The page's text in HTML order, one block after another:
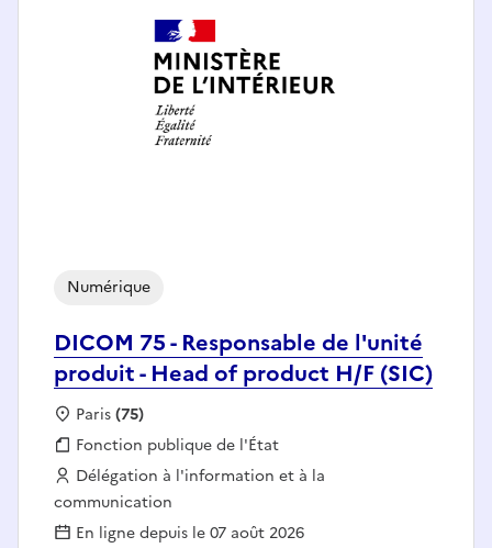
DICOM 75 - Responsable de l'unité
produit - Head of product H/F (SIC)
Numérique
Localisation :
Paris(75)
Fonction publique :
Fonction publique de l'État
Employeur :
Délégation à l'information et à la
communication
En ligne depuis le 07 août 2026